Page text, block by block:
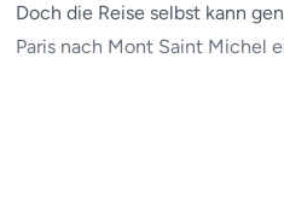
Doch die Reise selbst kann
Paris nach Mont Saint Michel